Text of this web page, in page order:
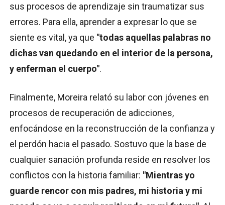
sus procesos de aprendizaje sin traumatizar sus
errores. Para ella, aprender a expresar lo que se
siente es vital, ya que "todas aquellas palabras no
dichas van quedando en el interior de la persona,
y enferman el cuerpo".
Finalmente, Moreira relató su labor con jóvenes en
procesos de recuperación de adicciones,
enfocándose en la reconstrucción de la confianza y
el perdón hacia el pasado. Sostuvo que la base de
cualquier sanación profunda reside en resolver los
conflictos con la historia familiar: "Mientras yo
guarde rencor con mis padres, mi historia y mi